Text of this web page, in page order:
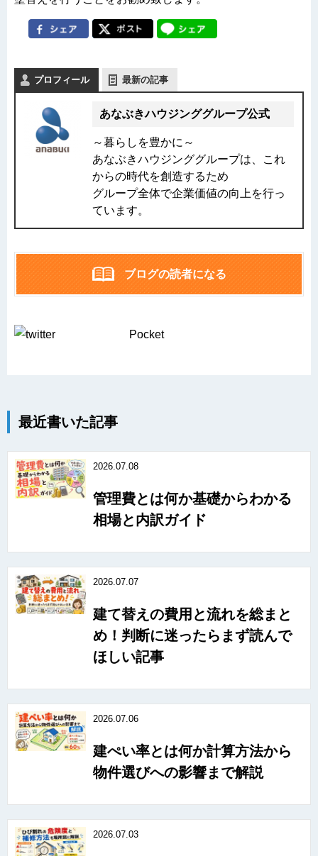
プロフィール 最新の記事
あなぶきハウジンググループ公式
～暮らしを豊かに～
あなぶきハウジンググループは、これ
からの時代を創造するため
グループ全体で企業価値の向上を行っ
ています。
ブログの読者になる
Pocket
最近書いた記事
2026.07.08
管理費とは何か基礎からわかる
相場と内訳ガイド
2026.07.07
建て替えの費用と流れを総まと
め！判断に迷ったらまず読んで
ほしい記事
2026.07.06
建ぺい率とは何か計算方法から
物件選びへの影響まで解説
2026.07.03